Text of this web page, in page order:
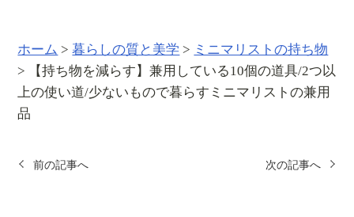
ホーム >暮らしの質と美学 > ミニマリストの持ち物
>
【持ち物を減らす】兼用している10個の道具/2つ以
上の使い道/少ないもので暮らすミニマリストの兼用
品
前の記事へ 次の記事へ